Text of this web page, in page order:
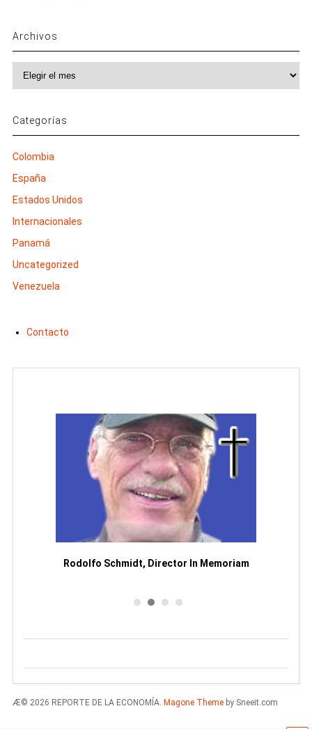
Archivos
Categorías
Colombia
España
Estados Unidos
Internacionales
Panamá
Uncategorized
Venezuela
Contacto
Rodolfo Schmidt, Director In Memoriam
Æ© 2026 REPORTE DE LA ECONOMÍA. Magone Themeby Sneeit.com